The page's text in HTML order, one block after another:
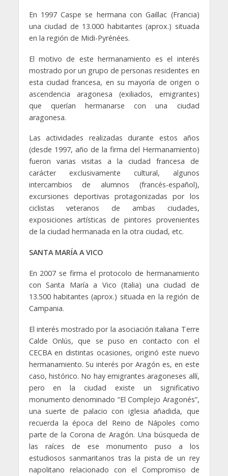
En 1997 Caspe se hermana con Gaillac (Francia)
una ciudad de 13.000 habitantes (aprox.) situada
en la región de Midi-Pyrénées.
El motivo de este hermanamiento es el interés
mostrado por un grupo de personas residentes en
esta ciudad francesa, en su mayoría de origen o
ascendencia aragonesa (exiliados, emigrantes)
que querían hermanarse con una ciudad
aragonesa.
Las actividades realizadas durante estos años
(desde 1997, año de la firma del Hermanamiento)
fueron varias visitas a la ciudad francesa de
carácter exclusivamente cultural, algunos
intercambios de alumnos (francés-español),
excursiones deportivas protagonizadas por los
ciclistas veteranos de ambas ciudades,
exposiciones artísticas de pintores provenientes
de la ciudad hermanada en la otra ciudad, etc.
SANTA MARÍA A VICO
En 2007 se firma el protocolo de hermanamiento
con Santa María a Vico (Italia) una ciudad de
13.500 habitantes (aprox.) situada en la región de
Campania.
El interés mostrado por la asociación italiana Terre
Calde Onlús, que se puso en contacto con el
CECBA en distintas ocasiones, originó este nuevo
hermanamiento. Su interés por Aragón es, en este
caso, histórico. No hay emigrantes aragoneses allí,
pero en la ciudad existe un significativo
monumento denominado “El Complejo Aragonés”,
una suerte de palacio con iglesia añadida, que
recuerda la época del Reino de Nápoles como
parte de la Corona de Aragón. Una búsqueda de
las raíces de ese monumento puso a los
estudiosos sanmaritanos tras la pista de un rey
napolitano relacionado con el Compromiso de